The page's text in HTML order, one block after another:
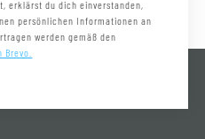
erklärst du dich einverstanden,
persönlichen Informationen an
werden gemäß den